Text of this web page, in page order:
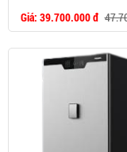
Giá: 39.700.000 đ